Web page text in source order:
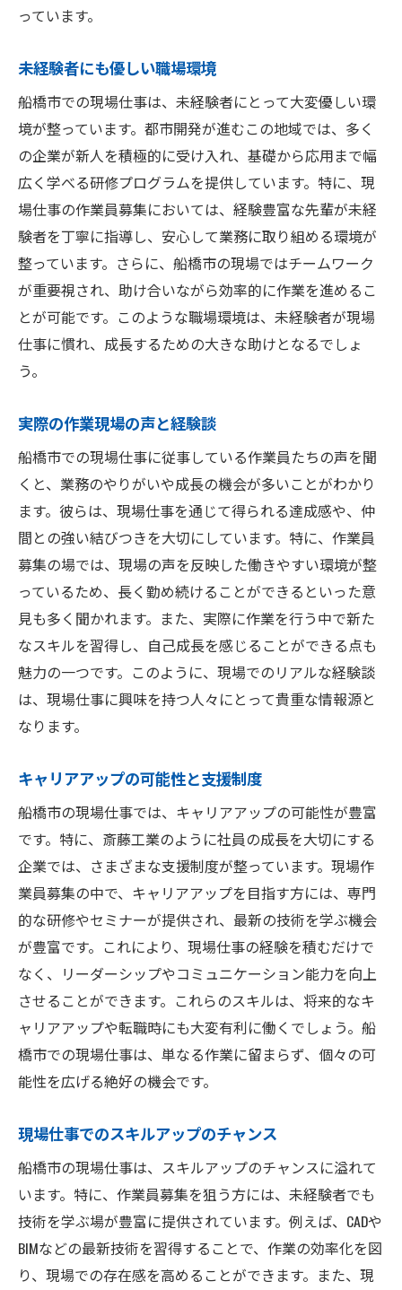
っています。
未経験者にも優しい職場環境
船橋市での現場仕事は、未経験者にとって大変優しい環
境が整っています。都市開発が進むこの地域では、多く
の企業が新人を積極的に受け入れ、基礎から応用まで幅
広く学べる研修プログラムを提供しています。特に、現
場仕事の作業員募集においては、経験豊富な先輩が未経
験者を丁寧に指導し、安心して業務に取り組める環境が
整っています。さらに、船橋市の現場ではチームワーク
が重要視され、助け合いながら効率的に作業を進めるこ
とが可能です。このような職場環境は、未経験者が現場
仕事に慣れ、成長するための大きな助けとなるでしょ
う。
実際の作業現場の声と経験談
船橋市での現場仕事に従事している作業員たちの声を聞
くと、業務のやりがいや成長の機会が多いことがわかり
ます。彼らは、現場仕事を通じて得られる達成感や、仲
間との強い結びつきを大切にしています。特に、作業員
募集の場では、現場の声を反映した働きやすい環境が整
っているため、長く勤め続けることができるといった意
見も多く聞かれます。また、実際に作業を行う中で新た
なスキルを習得し、自己成長を感じることができる点も
魅力の一つです。このように、現場でのリアルな経験談
は、現場仕事に興味を持つ人々にとって貴重な情報源と
なります。
キャリアアップの可能性と支援制度
船橋市の現場仕事では、キャリアアップの可能性が豊富
です。特に、斎藤工業のように社員の成長を大切にする
企業では、さまざまな支援制度が整っています。現場作
業員募集の中で、キャリアアップを目指す方には、専門
的な研修やセミナーが提供され、最新の技術を学ぶ機会
が豊富です。これにより、現場仕事の経験を積むだけで
なく、リーダーシップやコミュニケーション能力を向上
させることができます。これらのスキルは、将来的なキ
ャリアアップや転職時にも大変有利に働くでしょう。船
橋市での現場仕事は、単なる作業に留まらず、個々の可
能性を広げる絶好の機会です。
現場仕事でのスキルアップのチャンス
船橋市の現場仕事は、スキルアップのチャンスに溢れて
います。特に、作業員募集を狙う方には、未経験者でも
技術を学ぶ場が豊富に提供されています。例えば、CADや
BIMなどの最新技術を習得することで、作業の効率化を図
り、現場での存在感を高めることができます。また、現